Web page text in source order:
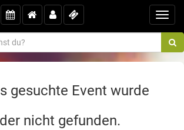
gesuchte Event wurde
nicht gefunden.